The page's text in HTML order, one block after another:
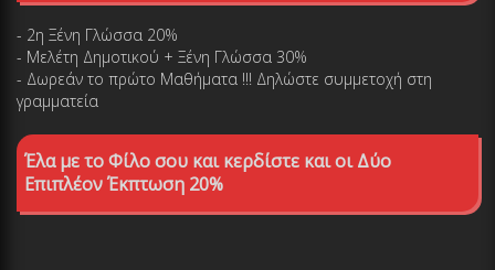
- 2η Ξένη Γλώσσα 20%
- Μελέτη Δημοτικού + Ξένη Γλώσσα 30%
- Δωρεάν το πρώτο Μαθήματα !!! Δηλώστε συμμετοχή στη
γραμματεία
Έλα με το Φίλο σου και κερδίστε και οι Δύο
Επιπλέον Έκπτωση 20%